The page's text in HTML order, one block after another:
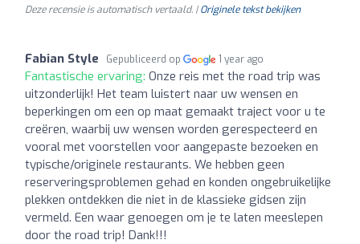
Deze recensie is automatisch vertaald. |Originele tekst bekijken
Fabian Style Gepubliceerd op 1 year ago
Fantastische ervaring: Onze reis met the road trip was
uitzonderlijk! Het team luistert naar uw wensen en
beperkingen om een op maat gemaakt traject voor u te
creëren, waarbij uw wensen worden gerespecteerd en
vooral met voorstellen voor aangepaste bezoeken en
typische/originele restaurants. We hebben geen
reserveringsproblemen gehad en konden ongebruikelijke
plekken ontdekken die niet in de klassieke gidsen zijn
vermeld. Een waar genoegen om je te laten meeslepen
door the road trip! Dank!!!